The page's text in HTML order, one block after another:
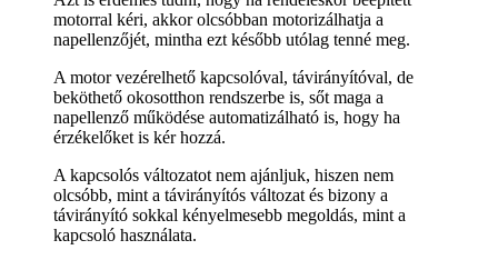
motorral kéri, akkor olcsóbban motorizálhatja a
napellenzőjét, mintha ezt később utólag tenné meg.
A motor vezérelhető kapcsolóval, távirányítóval, de
beköthető okosotthon rendszerbe is, sőt maga a
napellenző működése automatizálható is, hogy ha
érzékelőket is kér hozzá.
A kapcsolós változatot nem ajánljuk, hiszen nem
olcsóbb, mint a távirányítós változat és bizony a
távirányító sokkal kényelmesebb megoldás, mint a
kapcsoló használata.